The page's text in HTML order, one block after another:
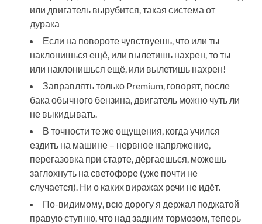
или двигатель вырубится, такая система от
дурака
Если на повороте чувствуешь, что или ты
наклонишься ещё, или вылетишь нахрен, то ты
или наклонишься ещё, или вылетишь нахрен!
Заправлять только Premium, говорят, после
бака обычного бензина, двигатель можно чуть ли
не выкидывать.
В точности те же ощущения, когда учился
ездить на машине – нервное напряжение,
перегазовка при старте, дёргаешься, можешь
заглохнуть на светофоре (уже почти не
случается). Ни о каких виражах речи не идёт.
По-видимому, всю дорогу я держал поджатой
правую ступню, что над задним тормозом, теперь